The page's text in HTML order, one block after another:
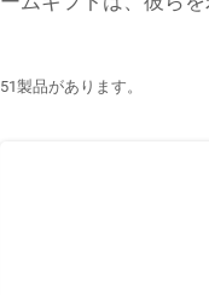
51製品があります。